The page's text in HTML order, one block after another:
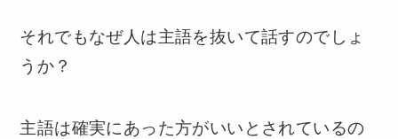
それでもなぜ人は主語を抜いて話すのでしょ
うか？
主語は確実にあった方がいいとされているの